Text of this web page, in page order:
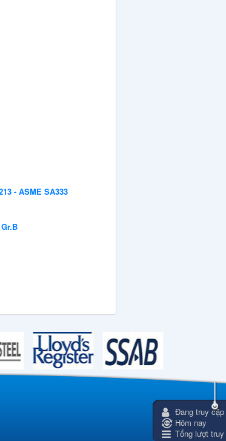
- ASME SA333
Đang truy cập
Hôm nay
Tổng lượt truy